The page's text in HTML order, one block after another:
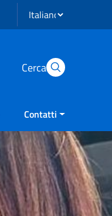
Seleziona lingua
Cerca
Contatti